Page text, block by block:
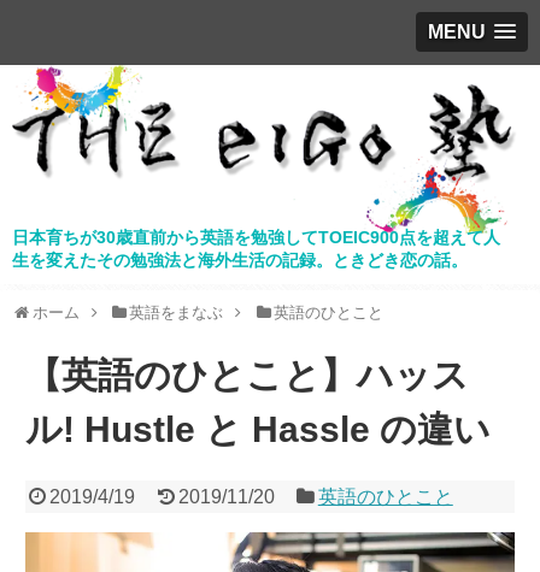
MENU
日本育ちが30歳直前から英語を勉強してTOEIC900点を超えて人
生を変えたその勉強法と海外生活の記録。ときどき恋の話。
ホーム 英語をまなぶ 英語のひとこと
【英語のひとこと】ハッス
ル! Hustle と Hassle の違い
2019/4/19 2019/11/20 英語のひとこと